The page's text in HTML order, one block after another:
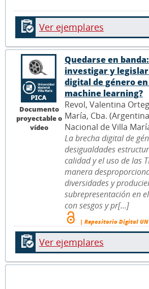
Ver ejemplares
Documento
proyectable o
vídeo
Quedarse en
investigar y
digital de género
machine learning?
Revol, Valentina
María, Cba.
Nacional de Villa
La brecha digital de
desigualdades
calidad y el uso de las
manera
diversidades y
subrepresentación en
con sesgos y pr[...]
| Repositorio Digital
Ver ejemplares